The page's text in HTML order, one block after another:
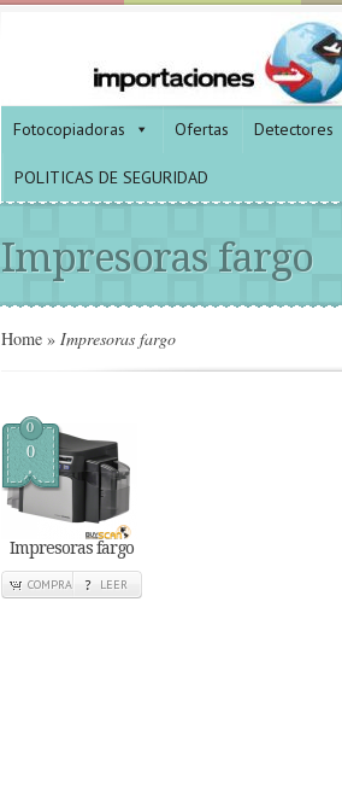
Fotocopiadoras Ofertas Detectores
POLITICAS DE SEGURIDAD
Impresoras fargo
Home » Impresoras fargo
0
0
Impresoras fargo
COMPRA LEER